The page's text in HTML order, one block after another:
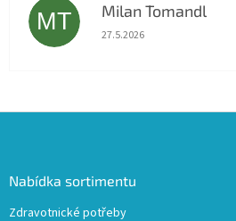
MT Milan Tomandl
Hodnocení obchodu je 5
27.5.2026
Nabídka sortimentu
Zdravotnické potřeby